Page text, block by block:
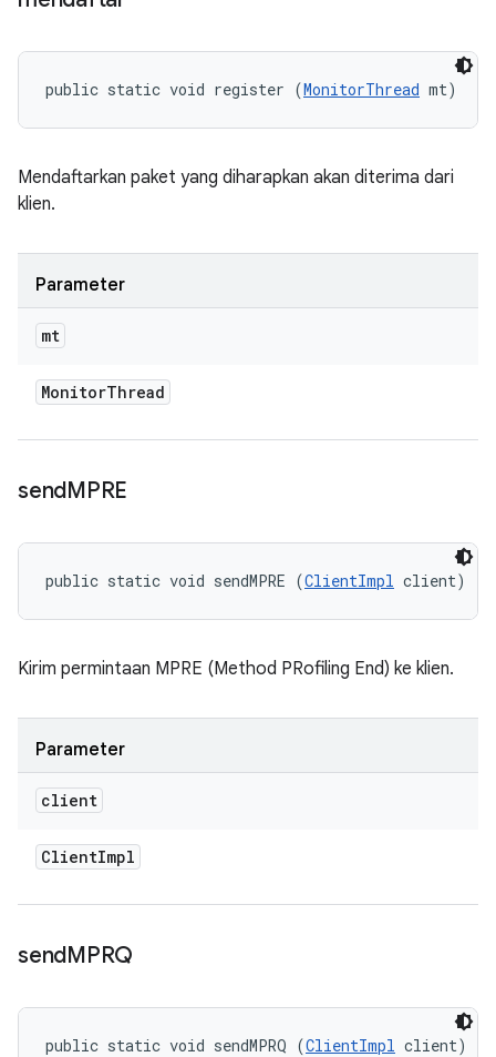
public static void register (MonitorThread mt)
Mendaftarkan paket yang diharapkan akan diterima dari
klien.
Parameter
mt
MonitorThread
sendMPRE
public static void sendMPRE (ClientImpl client)
Kirim permintaan MPRE (Method PRofiling End) ke klien.
Parameter
client
ClientImpl
sendMPRQ
public static void sendMPRQ (ClientImpl client)